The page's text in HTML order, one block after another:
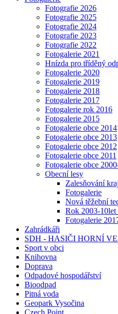
Fotografie 2026
Fotografie 2025
Fotografie 2024
Fotografie 2023
Fotografie 2022
Fotogalerie 2021
Hnízda pro tříděný
Fotogalerie 2020
Fotogalerie 2019
Fotogalerie 2018
Fotogalerie 2017
Fotogalerie rok 2016
Fotogalerie 2015
Fotogalerie obce 2014
Fotogalerie obce 2013
Fotogalerie obce 2012
Fotogalerie obce 2011
Fotogalerie obce
Obecní lesy
Zalesňování
Fotogalerie
Nová těžební
Rok 2003-10let
Fotogalerie
Zahrádkáři
SDH - HASIČI HORNÍ
Sport v obci
Knihovna
Doprava
Odpadové hospodářství
Bioodpad
Pitná voda
Geopark Vysočina